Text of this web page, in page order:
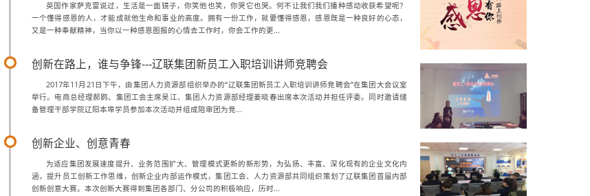
英国作家萨克雷说过，生活是一面镜子，你笑他也笑，你哭它也哭。何不让我们我们播种感动收获希望呢？
一个懂得感恩的人，才能成就他生命和事业的高度。拥有一份工作，就要懂得感恩，感恩既是一种良好的心态，
又是一种奉献精神，当你以一种感恩图报的心情去工作时，你会工作的更...
创新在路上，谁与争锋---辽联集团新员工入职培训讲师竞聘会
2017年11月21日下午，由集团人力资源部组织举办的“辽联集团新员工入职培训讲师竞聘会”在集团大会议室
举行。电商总经理郝鹍、集团工会主席吴江、集团人力资源部经理姜晓春出席本次活动并担任评委。同时邀请储
备管理干部学院辽阳本埠学员参加本次活动并组成陪审团为竞...
创新企业、创意青春
为适应集团发展速度提升、业务范围扩大、管理模式更新的新形势，为弘扬、丰富、深化现有的企业文化内
涵，提升员工创新工作思维，创新企业内部运作模式，集团工会、人力资源部共同组织策划了辽联集团首届内部
创新创意大赛。本次创新大赛得到集团各部门、分公司的积极响应，历时...